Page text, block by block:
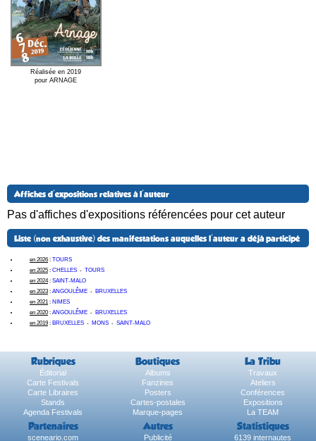
Réalisée en 2019
pour ARNAGE
Affiches d'expositions relatives à l'auteur
Pas d'affiches d'expositions référencées pour cet auteur
Liste (non exhaustive) des manifestations auquelles l'auteur a déjà participé
en 2026 : TOURS
en 2025 : CHELLES - TOURS
en 2024: SAINT-MALO
en 2023 : ANGOULÊME - BRUXELLES
en 2021 : NIMES
en 2020: ANGOULÊME - BRUXELLES
en 2019 : BRUXELLES - MONS - SAINT-MALO
Rubriques Boutiques La Tribu
Éditorial Albums
Travaux
Carte Festivals
Fanzines
Ateliers
Carte Libraires
Posters
Conférences
Stands
Cartes-postales
Expositions
Agenda Festivals
Marque-pages La TEAM
Partenaires Autres Statistiques
sceneario.com Publicité 6139 internautes